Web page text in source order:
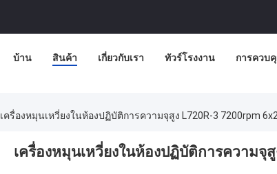
บ้าน สินค้า เกี่ยวกับเรา ทัวร์โรงงาน การควบ
เครื่องหมุนเหวี่ยงในห้องปฏิบัติการความจุสูง L720R-3 7200rpm
เครื่องหมุนเหวี่ยงในห้องปฏิบัติการความจุ